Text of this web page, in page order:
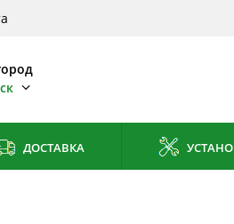
ДОСТАВКА